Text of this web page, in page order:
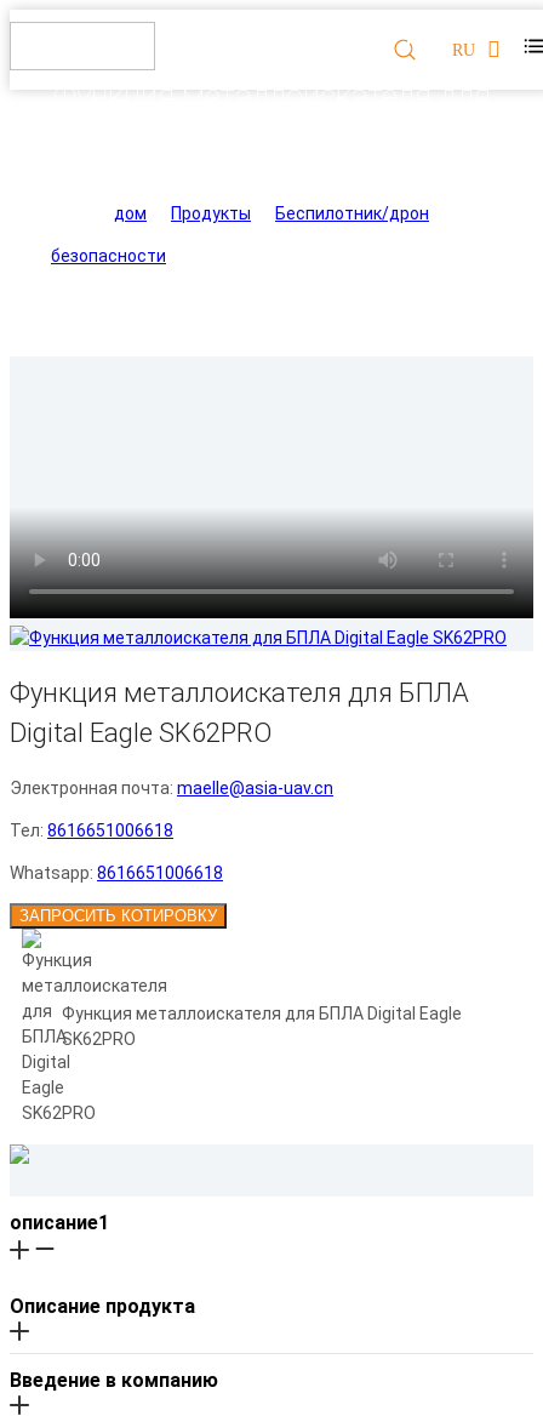
RU
дом Продукты Беспилотник/дрон
безопасности
Функция металлоискателя для БПЛА
Digital Eagle SK62PRO
Электронная почта: maelle@asia-uav.cn
Тел: 8616651006618
Whatsapp: 8616651006618
ЗАПРОСИТЬ КОТИРОВКУ
Функция металлоискателя для БПЛА Digital Eagle
SK62PRO
описание1
Описание продукта
Введение в компанию